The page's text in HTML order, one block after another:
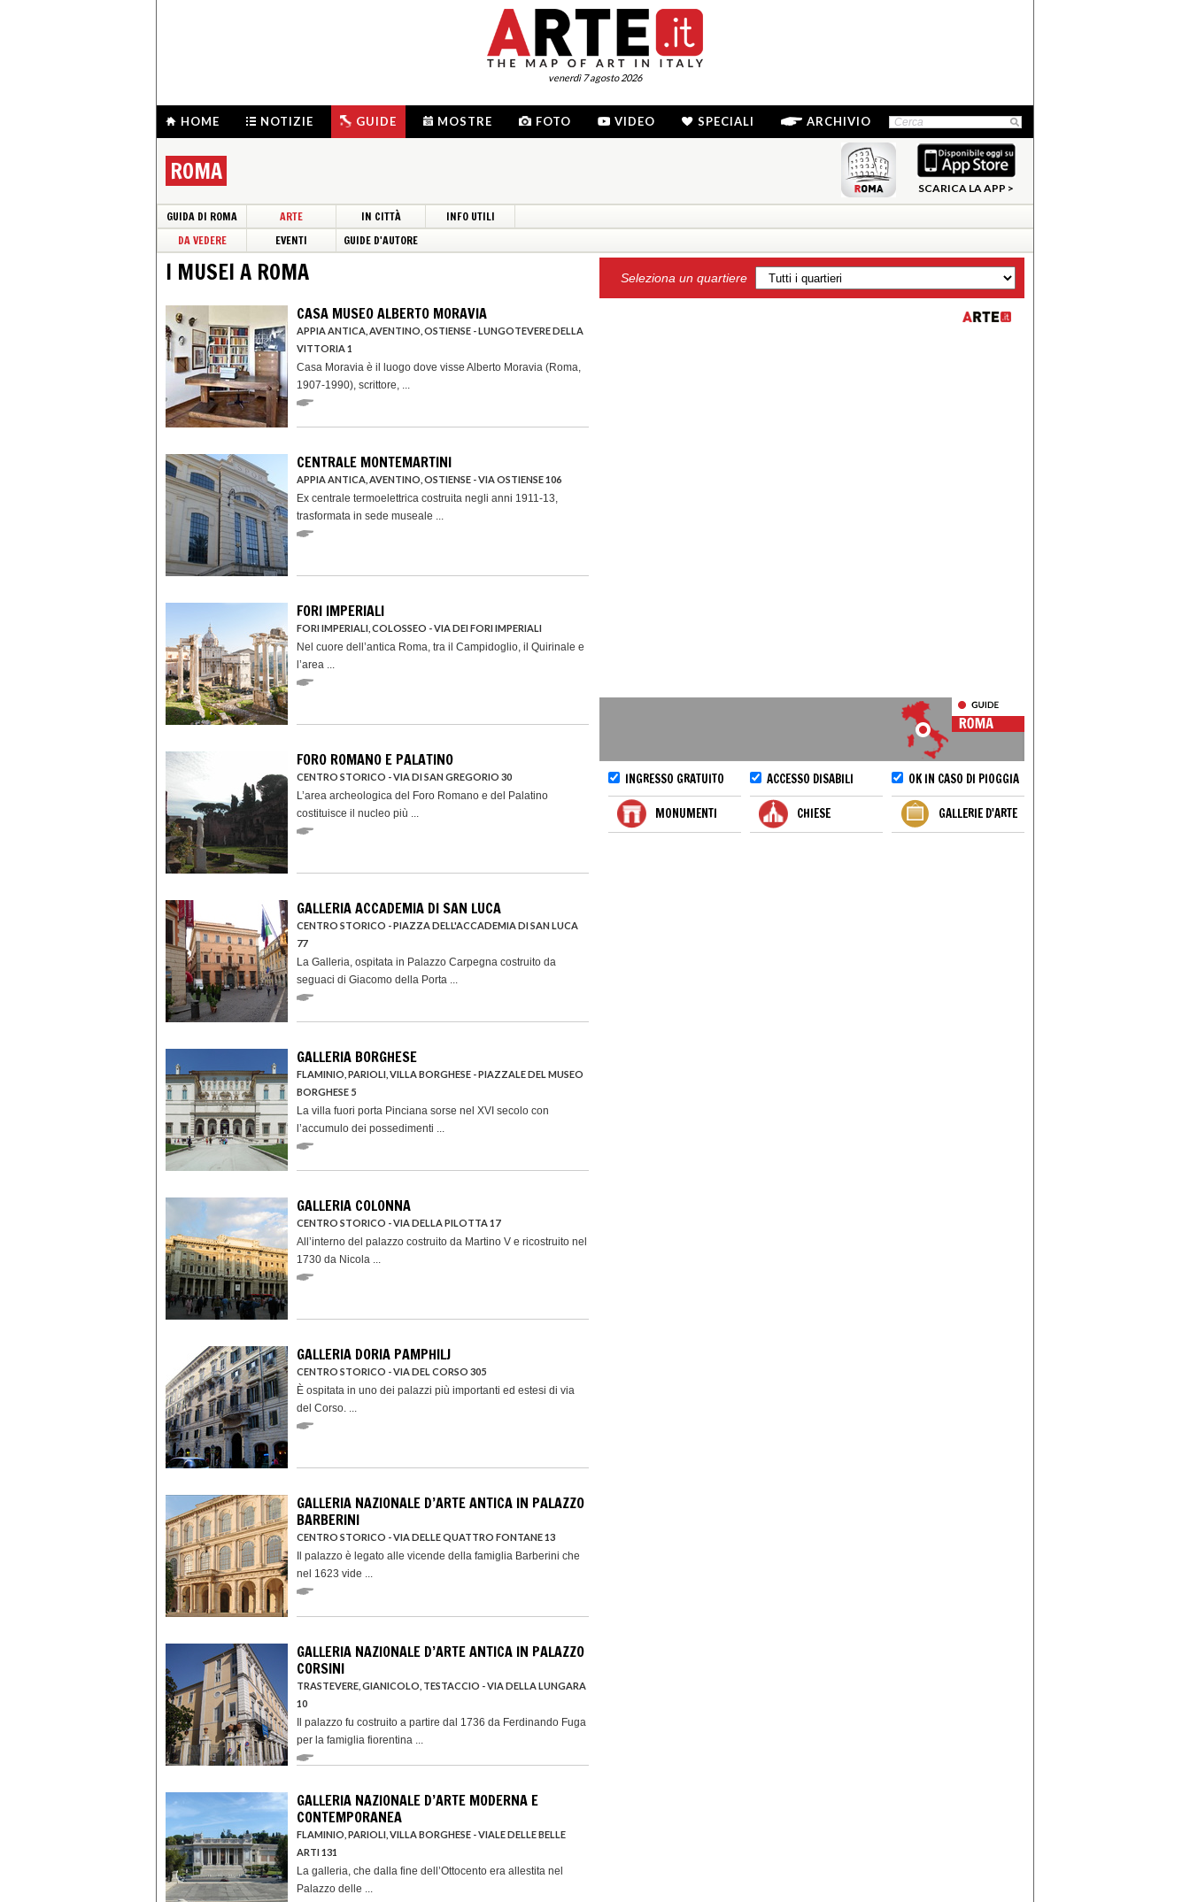
venerdì 7 agosto 2026
HOME NOTIZIE GUIDE MOSTRE FOTO VIDEO SPECIALI ARCHIVIO
ROMA
SCARICA LA APP >
GUIDA DI ROMA ARTE IN CITTÀ
INFO UTILI
DA VEDERE
EVENTI GUIDE D'AUTORE
I MUSEI A ROMA
CASA MUSEO ALBERTO MORAVIA
APPIA ANTICA, AVENTINO, OSTIENSE - LUNGOTEVERE DELLA
VITTORIA 1
Casa Moravia è il luogo dove visse Alberto Moravia (Roma,
1907-1990), scrittore, ...
CENTRALE MONTEMARTINI
APPIA ANTICA, AVENTINO, OSTIENSE - VIA OSTIENSE 106
Ex centrale termoelettrica costruita negli anni 1911-13,
trasformata in sede museale ...
FORI IMPERIALI
FORI IMPERIALI, COLOSSEO - VIA DEI FORI IMPERIALI
Nel cuore dell’antica Roma, tra il Campidoglio, il Quirinale e
l’area ...
FORO ROMANO E PALATINO
CENTRO STORICO - VIA DI SAN GREGORIO 30
L’area archeologica del Foro Romano e del Palatino
costituisce il nucleo più ...
GALLERIA ACCADEMIA DI SAN LUCA
CENTRO STORICO - PIAZZA DELL'ACCADEMIA DI SAN LUCA
77
La Galleria, ospitata in Palazzo Carpegna costruito da
seguaci di Giacomo della Porta ...
GALLERIA BORGHESE
FLAMINIO, PARIOLI, VILLA BORGHESE - PIAZZALE DEL MUSEO
BORGHESE 5
La villa fuori porta Pinciana sorse nel XVI secolo con
l’accumulo dei possedimenti ...
GALLERIA COLONNA
CENTRO STORICO - VIA DELLA PILOTTA 17
All’interno del palazzo costruito da Martino V e ricostruito nel
1730 da Nicola ...
GALLERIA DORIA PAMPHILJ
CENTRO STORICO - VIA DEL CORSO 305
È ospitata in uno dei palazzi più importanti ed estesi di via
del Corso. ...
GALLERIA NAZIONALE D’ARTE ANTICA IN PALAZZO
BARBERINI
CENTRO STORICO - VIA DELLE QUATTRO FONTANE 13
Il palazzo è legato alle vicende della famiglia Barberini che
nel 1623 vide ...
GALLERIA NAZIONALE D’ARTE ANTICA IN PALAZZO
CORSINI
TRASTEVERE, GIANICOLO, TESTACCIO - VIA DELLA LUNGARA
10
Il palazzo fu costruito a partire dal 1736 da Ferdinando Fuga
per la famiglia fiorentina ...
GALLERIA NAZIONALE D’ARTE MODERNA E
CONTEMPORANEA
FLAMINIO, PARIOLI, VILLA BORGHESE - VIALE DELLE BELLE
ARTI 131
La galleria, che dalla fine dell’Ottocento era allestita nel
Palazzo delle ...
Seleziona un quartiere
INGRESSO GRATUITO ACCESSO DISABILI OK IN CASO DI PIOGGIA
MONUMENTI CHIESE GALLERIE D'ARTE